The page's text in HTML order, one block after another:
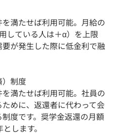
満たせば利用可能。月給の
している人は＋α）を上限
が発生した際に低金利で融
制度
満たせば利用可能。社員の
めに、返還者に代わって会
度です。奨学金返還の月額
します。